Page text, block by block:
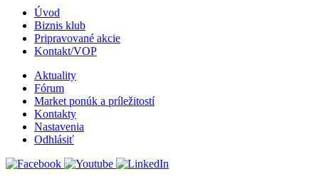
Úvod
Biznis klub
Pripravované akcie
Kontakt/VOP
Aktuality
Fórum
Market ponúk a príležitostí
Kontakty
Nastavenia
Odhlásiť